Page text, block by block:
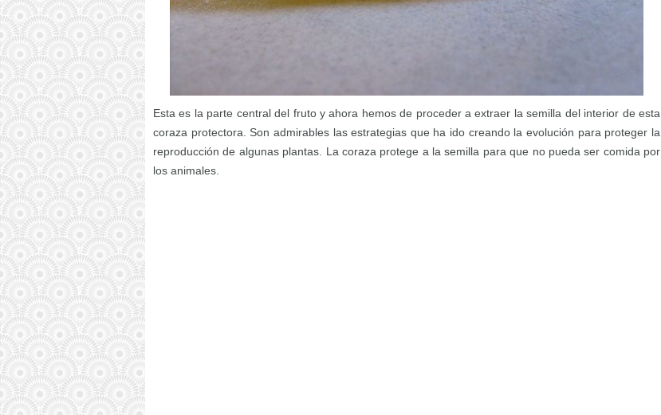
Esta es la parte central del fruto y ahora hemos de proceder a extraer la semilla del interior de esta
coraza protectora. Son admirables las estrategias que ha ido creando la evolución para proteger la
reproducción de algunas plantas. La coraza protege a la semilla para que no pueda ser comida por
los animales.